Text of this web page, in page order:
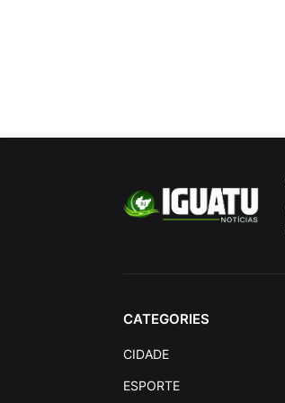
CATEGORIES
CIDADE
ESPORTE